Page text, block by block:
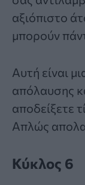
αξιόπιστο
μπορούν
Αυτή είναι
απόλαυσης
αποδείξετε
Απλώς
Κύκλος 6